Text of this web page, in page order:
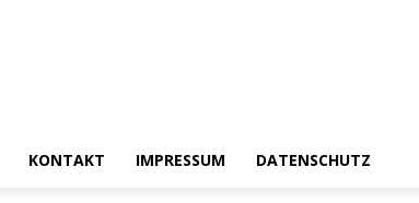
KONTAKT IMPRESSUM DATENSCHUTZ